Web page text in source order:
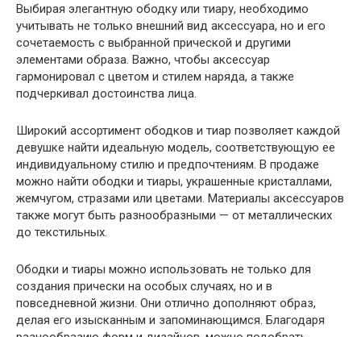
Выбирая элегантную ободку или тиару, необходимо
учитывать не только внешний вид аксессуара, но и его
сочетаемость с выбранной прической и другими
элементами образа. Важно, чтобы аксессуар
гармонировал с цветом и стилем наряда, а также
подчеркивал достоинства лица.
Широкий ассортимент ободков и тиар позволяет каждой
девушке найти идеальную модель, соответствующую ее
индивидуальному стилю и предпочтениям. В продаже
можно найти ободки и тиары, украшенные кристаллами,
жемчугом, стразами или цветами. Материалы аксессуаров
также могут быть разнообразными — от металлических
до текстильных.
Ободки и тиары можно использовать не только для
создания прически на особых случаях, но и в
повседневной жизни. Они отлично дополняют образ,
делая его изысканным и запоминающимся. Благодаря